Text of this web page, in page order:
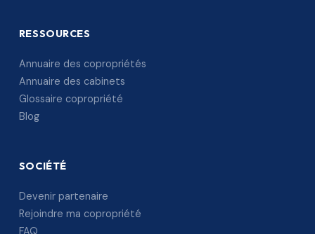
RESSOURCES
Annuaire des copropriétés
Annuaire des cabinets
Glossaire copropriété
Blog
SOCIÉTÉ
Devenir partenaire
Rejoindre ma copropriété
FAQ